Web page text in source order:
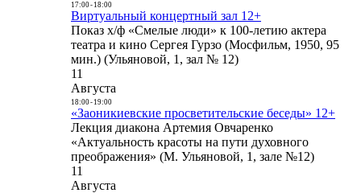
17:00- 18:00
Виртуальный концертный зал 12+
Показ х/ф «Смелые люди» к 100-летию актера
театра и кино Сергея Гурзо (Мосфильм, 1950, 95
мин.) (Ульяновой, 1, зал № 12)
11
Августа
18:00- 19:00
«Заоникиевские просветительские беседы» 12+
Лекция диакона Артемия Овчаренко
«Актуальность красоты на пути духовного
преображения» (М. Ульяновой, 1, зале №12)
11
Августа